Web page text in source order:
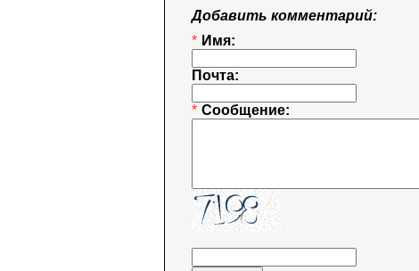
Добавить комментарий:
* Имя:
Почта:
* Сообщение: